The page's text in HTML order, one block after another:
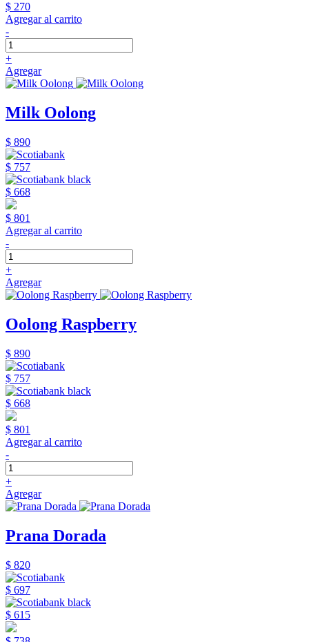
$ 270
Agregar al carrito
-
+
Agregar
Milk Oolong
$ 890
$ 757
$ 668
$ 801
Agregar al carrito
-
+
Agregar
Oolong Raspberry
$ 890
$ 757
$ 668
$ 801
Agregar al carrito
-
+
Agregar
Prana Dorada
$ 820
$ 697
$ 615